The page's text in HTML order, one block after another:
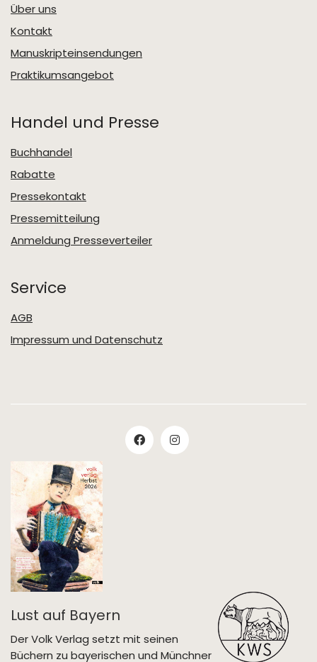
Über uns
Kontakt
Manuskripteinsendungen
Praktikumsangebot
Handel und Presse
Buchhandel
Rabatte
Pressekontakt
Pressemitteilung
Anmeldung Presseverteiler
Service
AGB
Impressum und Datenschutz
Lust auf Bayern
Der Volk Verlag setzt mit seinen
Büchern zu bayerischen und Münchner